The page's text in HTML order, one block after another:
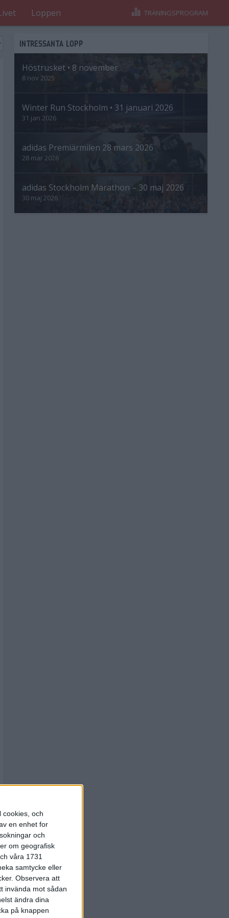
cookies, och
en enhet for
och
om geografisk
våra 1731
samtycke eller
Observera att
invända mot sådan
ändra dina
på knappen
Loppen TRÄNINGSPROGRAM
INTRESSANTA LOPP
Höstrusket • 8 november
8 nov 2025
Winter Run Stockholm • 31 januari 2026
31 jan 2026
adidas Premiärmilen 28 mars 2026
28 mar 2026
adidas Stockholm Marathon – 30 maj 2026
30 maj 2026